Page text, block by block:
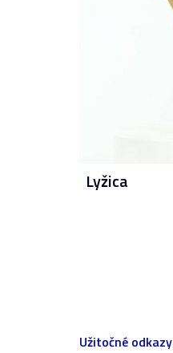
Lyžica
Užitočné odkazy